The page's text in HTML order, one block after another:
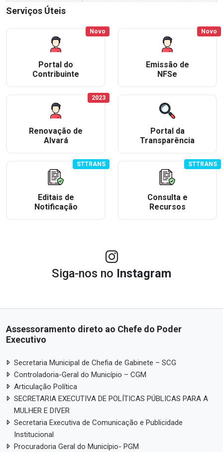
Serviços Úteis
Portal do
Contribuinte
Novo
Emissão de
NFSe
Novo
Renovação de
Alvará
2023
Portal da
Transparência
Editais de
Notificação
STTRANS
Consulta e
Recursos
STTRANS
Siga-nos no Instagram
Assessoramento direto ao Chefe do Poder
Executivo
Secretaria Municipal de Chefia de Gabinete – SCG
Controladoria-Geral do Município – CGM
Articulação Política
SECRETARIA EXECUTIVA DE POLÍTICAS PÚBLICAS PARA A
MULHER E DIVER
Secretaria Executiva de Comunicação e Publicidade
Institucional
Procuradoria Geral do Município- PGM